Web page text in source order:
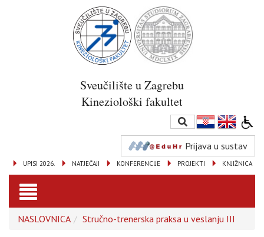
Sveučilište u Zagrebu
Kineziološki fakultet
Prijava u sustav
KNJIŽNICA
PROJEKTI
KONFERENCIJE
NATJEČAJI
UPISI 2026.
Toggle
navigation
NASLOVNICA Stručno-trenerska praksa u veslanju III